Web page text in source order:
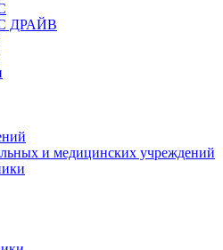
ДРАЙВ
и медицинских учреждений